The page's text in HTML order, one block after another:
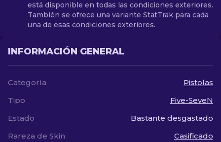
está disponible en todas las condiciones exteriores.
También se ofrece una variante StatTrak para cada
una de esas condiciones exteriores.
INFORMACIÓN GENERAL
Categoría
Pistolas
Tipo
Five-SeveN
Estado
Bastante desgastado
Rareza de Skin
Casificado